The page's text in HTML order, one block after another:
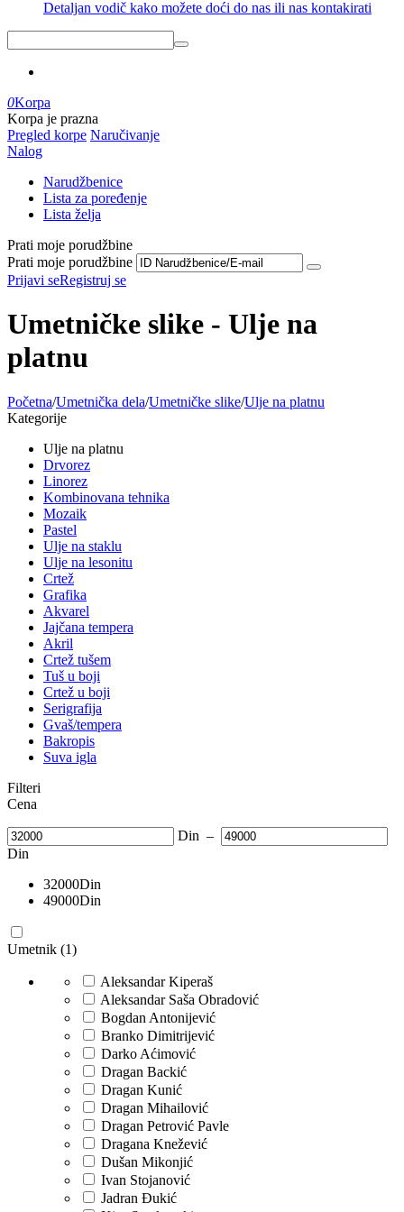
Detaljan vodič kako možete doći do nas ili nas kontakirati
0Korpa
Korpa je prazna
Pregled korpe Naručivanje
Nalog
Narudžbenice
Lista za poređenje
Lista želja
Prati moje porudžbine
Prati moje porudžbine
Prijavi seRegistruj se
Umetničke slike - Ulje na
platnu
Početna/Umetnička dela/Umetničke slike/Ulje na platnu
Kategorije
Ulje na platnu
Drvorez
Linorez
Kombinovana tehnika
Mozaik
Pastel
Ulje na staklu
Ulje na lesonitu
Crtež
Grafika
Akvarel
Jajčana tempera
Akril
Crtež tušem
Tuš u boji
Crtež u boji
Serigrafija
Gvaš/tempera
Bakropis
Suva igla
Filteri
Cena
Din –
Din
32000Din
49000Din
Umetnik (1)
Aleksandar Kiperaš
Aleksandar Saša Obradović
Bogdan Antonijević
Branko Dimitrijević
Darko Aćimović
Dragan Backić
Dragan Kunić
Dragan Mihailović
Dragan Petrović Pavle
Dragana Knežević
Dušan Mikonjić
Ivan Stojanović
Jadran Đukić